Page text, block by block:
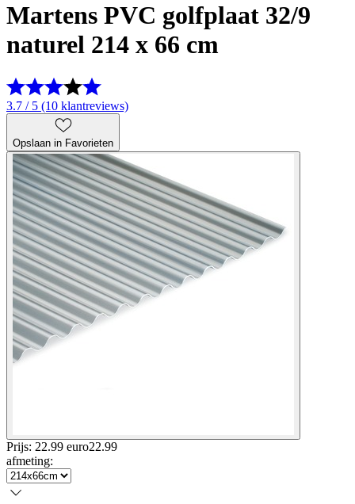
Martens PVC golfplaat 32/9
naturel 214 x 66 cm
3.7 / 5 (10 klantreviews)
Opslaan in Favorieten
Prijs: 22.99 euro22.99
afmeting: